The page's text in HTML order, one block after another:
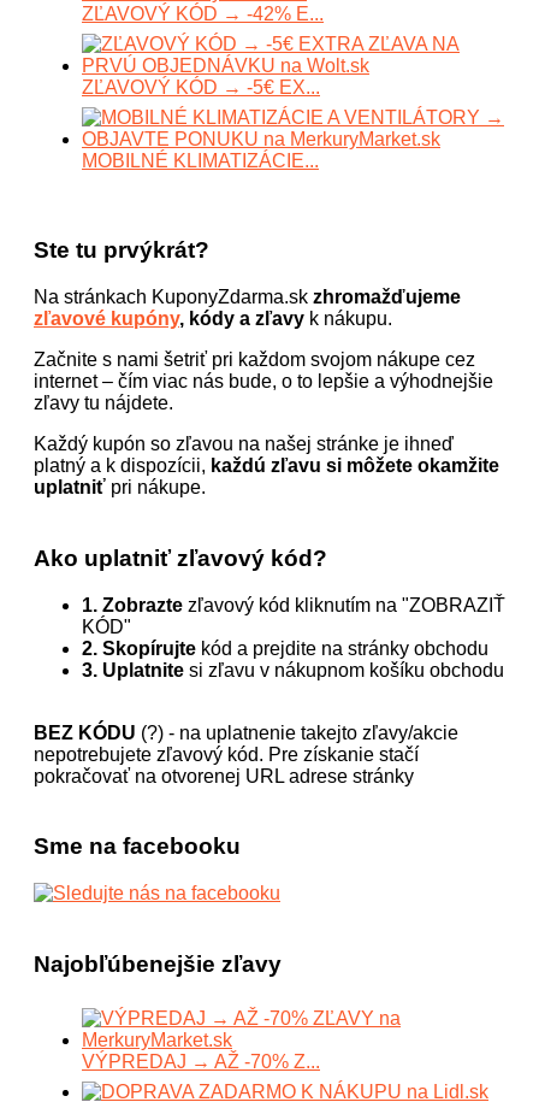
ZĽAVOVÝ KÓD → -42% E...
ZĽAVOVÝ KÓD → -5€ EX...
MOBILNÉ KLIMATIZÁCIE...
Ste tu prvýkrát?
Na stránkach KuponyZdarma.sk zhromažďujeme
zľavové kupóny, kódy a zľavy k nákupu.
Začnite s nami šetriť pri každom svojom nákupe cez
internet – čím viac nás bude, o to lepšie a výhodnejšie
zľavy tu nájdete.
Každý kupón so zľavou na našej stránke je ihneď
platný a k dispozícii, každú zľavu si môžete okamžite
uplatniť pri nákupe.
Ako uplatniť zľavový kód?
1. Zobrazte zľavový kód kliknutím na "ZOBRAZIŤ
KÓD"
2. Skopírujte kód a prejdite na stránky obchodu
3. Uplatnite si zľavu v nákupnom košíku obchodu
BEZ KÓDU (?) - na uplatnenie takejto zľavy/akcie
nepotrebujete zľavový kód. Pre získanie stačí
pokračovať na otvorenej URL adrese stránky
Sme na facebooku
Najobľúbenejšie zľavy
VÝPREDAJ → AŽ -70% Z...